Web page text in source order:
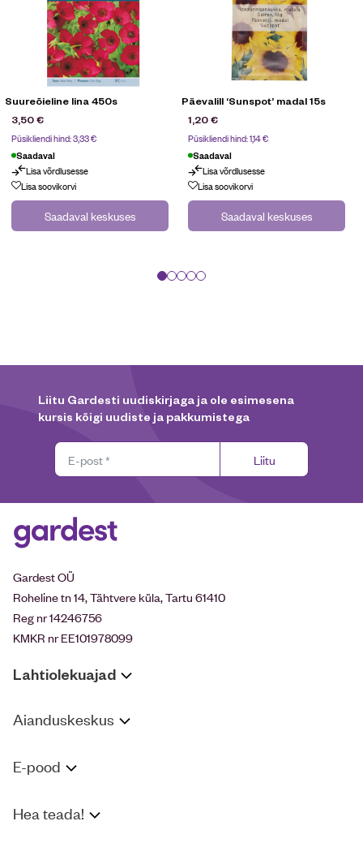
Suureõieline lina 450s
3,50€
Püsikliendi hind:3,33€
Saadaval
Lisa võrdlusesse
Lisa soovikorvi
Saadaval keskuses
Päevalill ‘Sunspot’ madal 15s
1,20€
Püsikliendi hind:1,14€
Saadaval
Lisa võrdlusesse
Lisa soovikorvi
Saadaval keskuses
Liitu Gardesti uudiskirjaga ja ole esimesena
kursis kõigi uudiste ja pakkumistega
Liitu
Gardest OÜ
Roheline tn 14, Tähtvere küla, Tartu 61410
Reg nr 14246756
KMKR nr EE101978099
Lahtiolekuajad
Aianduskeskus
E-pood
Hea teada!